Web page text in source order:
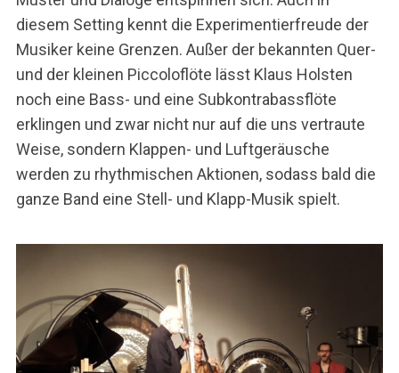
diesem Setting kennt die Experimentierfreude der
Musiker keine Grenzen. Außer der bekannten Quer-
und der kleinen Piccoloflöte lässt Klaus Holsten
noch eine Bass- und eine Subkontrabassflöte
erklingen und zwar nicht nur auf die uns vertraute
Weise, sondern Klappen- und Luftgeräusche
werden zu rhythmischen Aktionen, sodass bald die
ganze Band eine Stell- und Klapp-Musik spielt.